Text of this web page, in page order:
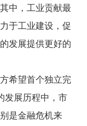
中，工业贡献最
于工业建设，促
发展提供更好的
希望首个独立完
发展历程中，市
是金融危机来